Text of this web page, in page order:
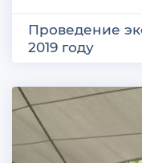
Проведение
2019 году